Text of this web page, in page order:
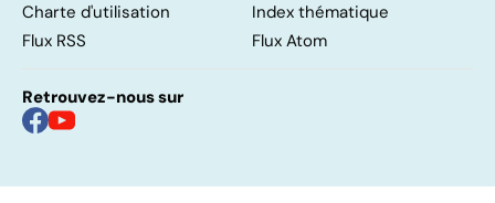
Charte d'utilisation
Index thématique
Flux RSS
Flux Atom
Retrouvez-nous sur